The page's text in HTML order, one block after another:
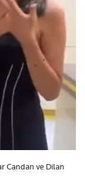
Candan ve Dilan